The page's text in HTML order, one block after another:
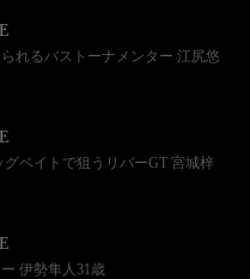
れるバストーナメンター 江尻悠
グベイトで狙うリバーGT 宮城梓
伊勢隼人31歳